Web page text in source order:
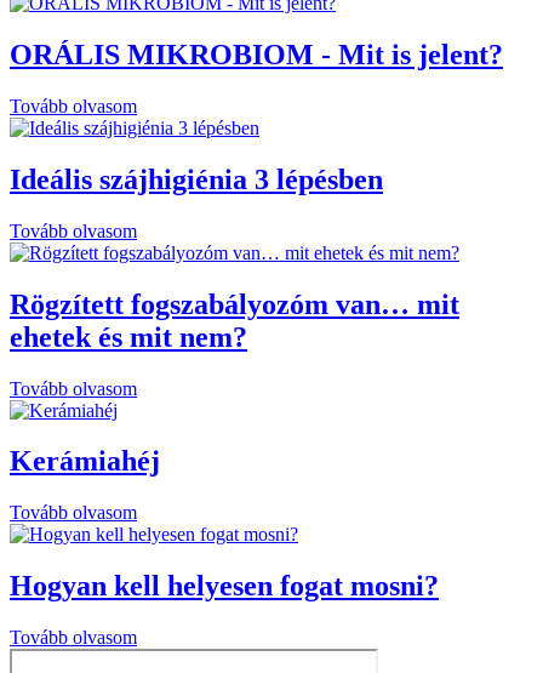
ORÁLIS MIKROBIOM - Mit is jelent?
Tovább olvasom
Ideális szájhigiénia 3 lépésben
Tovább olvasom
Rögzített fogszabályozóm van… mit
ehetek és mit nem?
Tovább olvasom
Kerámiahéj
Tovább olvasom
Hogyan kell helyesen fogat mosni?
Tovább olvasom